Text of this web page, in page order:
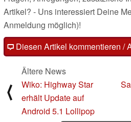
Artikel? - Uns interessiert Deine
Anmeldung möglich)!
Diesen Artikel kommentieren /
⟨
Ältere News
Wiko: Highway Star
erhält Update auf
Android 5.1 Lollipop